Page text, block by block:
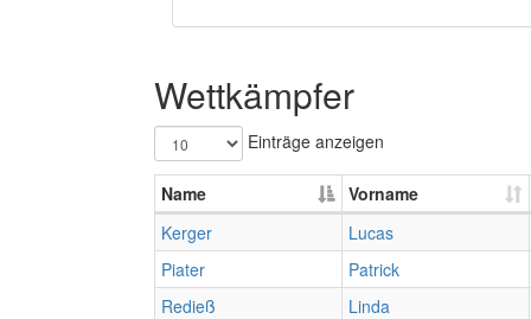
Wettkämpfer
Einträge anzeigen
Name
Vorname
Kerger
Lucas
Piater
Patrick
Redieß
Linda